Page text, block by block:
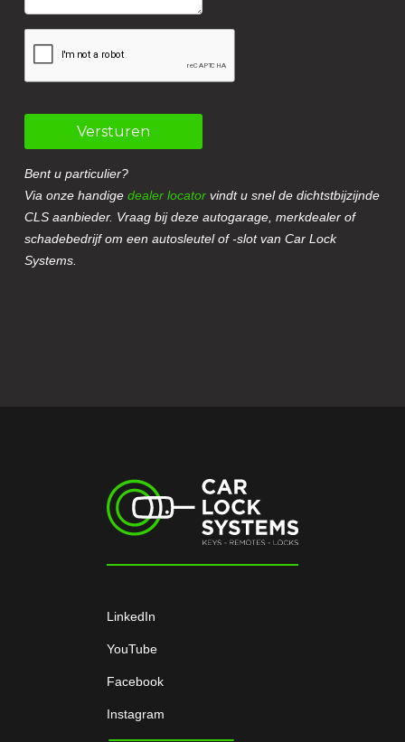
Versturen
Bent u particulier?
Via onze handigedealer locator vindt u snel de dichtstbijzijnde
CLS aanbieder. Vraag bij deze autogarage, merkdealer of
schadebedrijf om een autosleutel of -slot van Car Lock
Systems.
LinkedIn
YouTube
Facebook
Instagram